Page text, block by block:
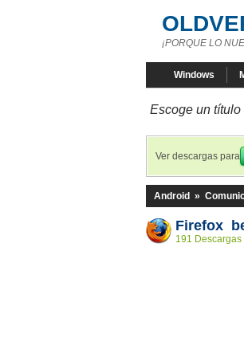
¡PORQUE LO
Windows
Escoge un título
Ver descargas para
Android »
Firefox
191 Descargas